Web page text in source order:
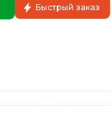
Быстрый заказ